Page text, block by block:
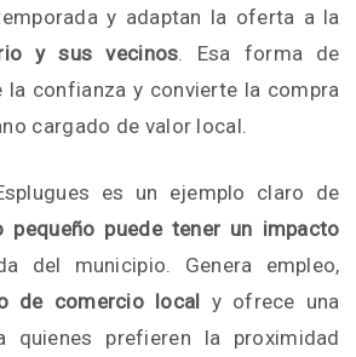
y adaptan la oferta a la
y sus vecinos. Esa forma de
la confianza y convierte la compra
cargado de valor local.
es un ejemplo claro de
pequeño puede tener un impacto
del municipio. Genera empleo,
de comercio local y ofrece una
quienes prefieren la proximidad